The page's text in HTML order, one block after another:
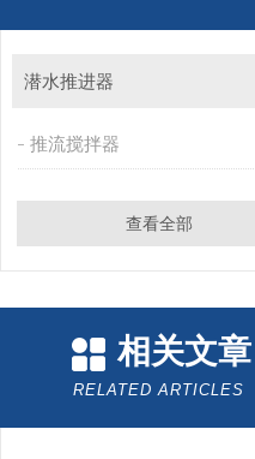
潜水推进器
推流搅拌器
查看全部
相关文章
RELATED ARTICLES